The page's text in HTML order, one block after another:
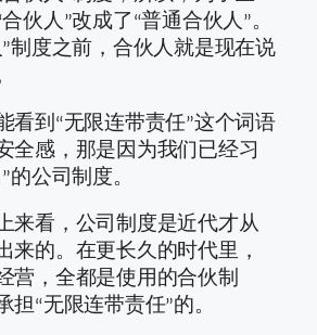
伙人”改成了“普通合伙人”。
制度之前，合伙人就是现在说
看到“无限连带责任”这个词语
全感，那是因为我们已经习
公司制度。
来看，公司制度是近代才从
来的。在更长久的时代里，
营，全都是使用的合伙制
担“无限连带责任”的。